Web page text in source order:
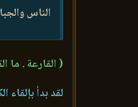
الناس
( القارعة . ما
لقد بدأ بإلقاء